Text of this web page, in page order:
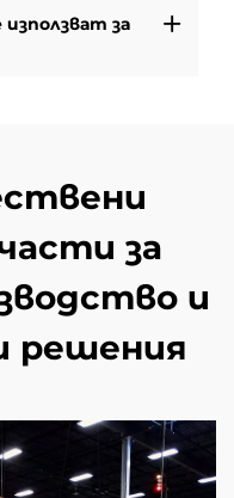
за
за
и
решения